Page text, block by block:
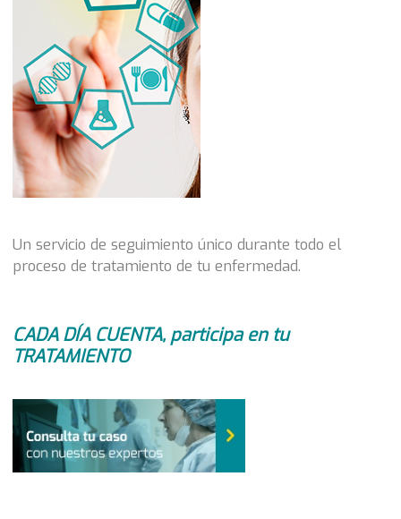
Un servicio de seguimiento único durante todo el
proceso de tratamiento de tu enfermedad.
CADA DÍA CUENTA, participa en tu
TRATAMIENTO